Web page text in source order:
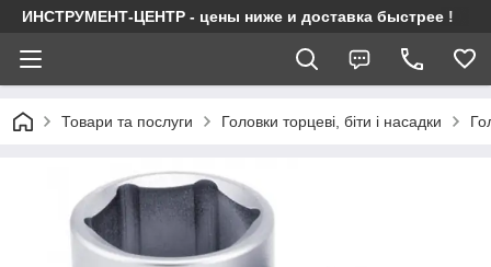
ИНСТРУМЕНТ-ЦЕНТР - цены ниже и доставка быстрее !
Товари та послуги Головки торцеві, біти і насадки